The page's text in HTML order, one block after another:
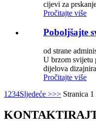
cijevi za
Pročitajte više
Poboljšajte
od strane
U brzom svijetu
dijelova
Pročitajte više
1 234Sljedeće >>> Stranica 1